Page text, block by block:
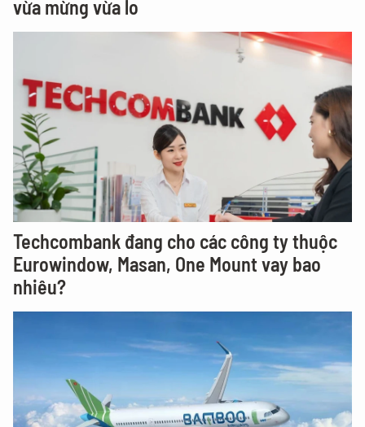
vừa mừng vừa lo
Techcombank đang cho các công ty thuộc
Eurowindow, Masan, One Mount vay bao
nhiêu?